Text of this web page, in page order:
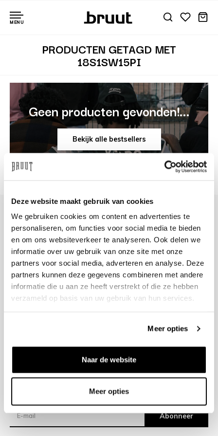
Deze website maakt gebruik van cookies
We gebruiken cookies om content en advertenties te
personaliseren, om functies voor social media te bieden
en om ons websiteverkeer te analyseren. Ook delen we
informatie over uw gebruik van onze site met onze
partners voor social media, adverteren en analyse. Deze
partners kunnen deze gegevens combineren met andere
informatie die u aan ze heeft verstrekt of die ze hebben
verzameld op basis van uw gebruik van hun services.
Meer opties
Naar de website
Meer opties
MENU
PRODUCTEN GETAGD MET
18S1SW15PI
Geen producten gevonden!...
Bekijk alle bestsellers
+31 23 205 2006
info@bruut.nl
Contact Formulier
Open 11:00 - 21:00
OPENINGSTIJDEN
Verzending
Abonneer